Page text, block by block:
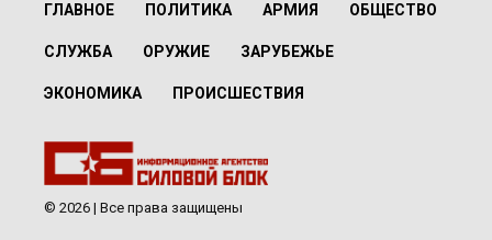
ГЛАВНОЕ ПОЛИТИКА АРМИЯ ОБЩЕСТВО
СЛУЖБА ОРУЖИЕ ЗАРУБЕЖЬЕ
ЭКОНОМИКА ПРОИСШЕСТВИЯ
© 2026 | Все права защищены